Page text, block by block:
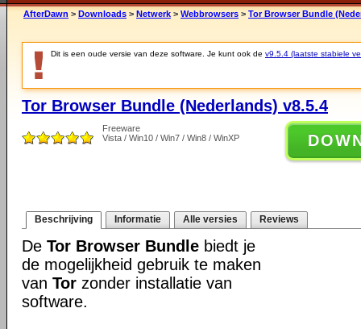
AfterDawn > Downloads > Netwerk > Webbrowsers > Tor Browser Bundle
Dit is een oude versie van deze software. Je kunt ook de v9.5.4 (laatste stabiele
Tor Browser Bundle (Nederlands) v8.5.4
Freeware
Vista / Win10 / Win7 / Win8 / WinXP
Beschrijving Informatie Alle versies Reviews
De Tor Browser Bundle biedt je
de mogelijkheid gebruik te maken
van Tor zonder installatie van
software.